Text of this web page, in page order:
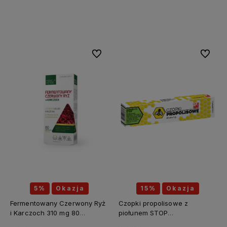
5% Okazja
Fermentowany Czerwony Ryż
i Karczoch 310 mg 80
Do ulubionych
15% Okazja
Czopki propolisowe z
piołunem STOP
Do